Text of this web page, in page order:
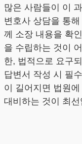
많은 사람들이 이
변호사 상담을 통
께 소장 내용을 확
을 수립하는 것이
한, 법적으로 요구
답변서 작성 시 필
이 길어지면 법원
대비하는 것이 최